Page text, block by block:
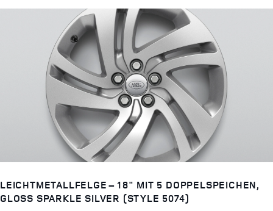
LEICHTMETALLFELGE – 18" MIT 5 DOPPELSPEICHEN,
GLOSS SPARKLE SILVER (STYLE 5074)